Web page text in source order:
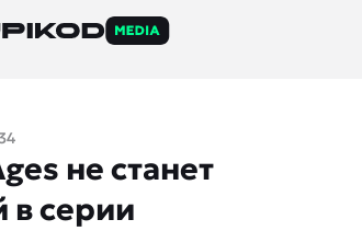
не станет
в серии